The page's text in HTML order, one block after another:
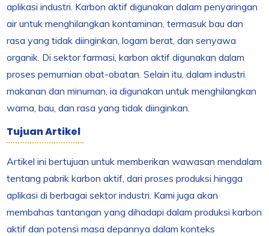
aplikasi industri. Karbon aktif digunakan dalam penyaringan
air untuk menghilangkan kontaminan, termasuk bau dan
rasa yang tidak diinginkan, logam berat, dan senyawa
organik. Di sektor farmasi, karbon aktif digunakan dalam
proses pemurnian obat-obatan. Selain itu, dalam industri
makanan dan minuman, ia digunakan untuk menghilangkan
warna, bau, dan rasa yang tidak diinginkan.
Tujuan Artikel
Artikel ini bertujuan untuk memberikan wawasan mendalam
tentang pabrik karbon aktif, dari proses produksi hingga
aplikasi di berbagai sektor industri. Kami juga akan
membahas tantangan yang dihadapi dalam produksi karbon
aktif dan potensi masa depannya dalam konteks